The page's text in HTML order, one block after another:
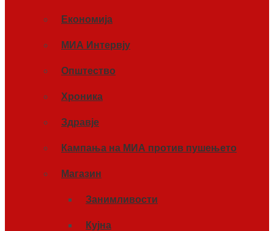
Економија
МИА Интервју
Општество
Хроника
Здравје
Кампања на МИА против пушењето
Магазин
Занимливости
Кујна